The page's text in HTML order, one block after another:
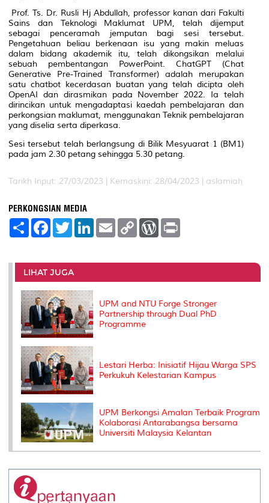
Prof. Ts. Dr. Rusli Hj Abdullah, professor kanan dari Fakulti
Sains dan Teknologi Maklumat UPM, telah dijemput
sebagai penceramah jemputan bagi sesi tersebut.
Pengetahuan beliau berkenaan isu yang makin meluas
dalam bidang akademik itu, telah dikongsikan melalui
sebuah pembentangan PowerPoint. ChatGPT (Chat
Generative Pre-Trained Transformer) adalah merupakan
satu chatbotkecerdasan buatan yang telah dicipta oleh
OpenAI dan dirasmikan pada November 2022. Ia telah
dirincikan untuk mengadaptasi kaedah pembelajaran dan
perkongsian maklumat, menggunakan Teknik pembelajaran
yang diselia serta diperkasa.
Sesi tersebut telah berlangsung di Bilik Mesyuarat 1 (BM1)
pada jam 2.30 petang sehingga 5.30 petang.
Tarikh Input: 27/03/2023 | Kemaskini: 28/04/2023 | aslamiah
PERKONGSIAN MEDIA
S
e
F
a
b
o
o
k
T
w
t
e
r
L
e
I
E
m
l
C
L
n
W
P
e
s
t
LIHAT JUGA
UPM and NTU Forge Stronger
Partnership through Dual PhD
Programme
Lestari Herba: Inisiatif Hijau Warga SPS
Perkukuh Kelestarian Kampus
UPM Berkongsi Amalan Terbaik Program
Kolaborasi Antarabangsa bersama
Universiti Malaysia Kelantan